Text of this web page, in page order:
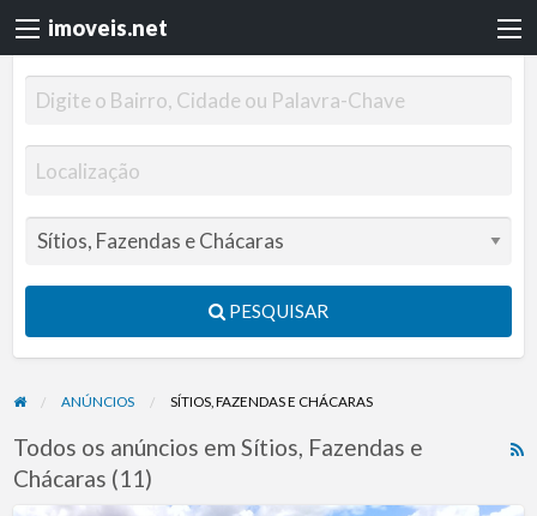
imoveis.net
PESQUISAR
ANÚNCIOS SÍTIOS, FAZENDAS E CHÁCARAS
Todos os anúncios em Sítios, Fazendas e
Chácaras (11)